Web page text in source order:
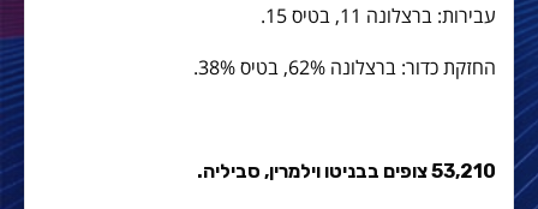
עבירות: ברצלונה 11, בטיס 15.
החזקת כדור: ברצלונה 62%, בטיס 38%.
53,210 צופים בבניטו וילמרין, סביליה.